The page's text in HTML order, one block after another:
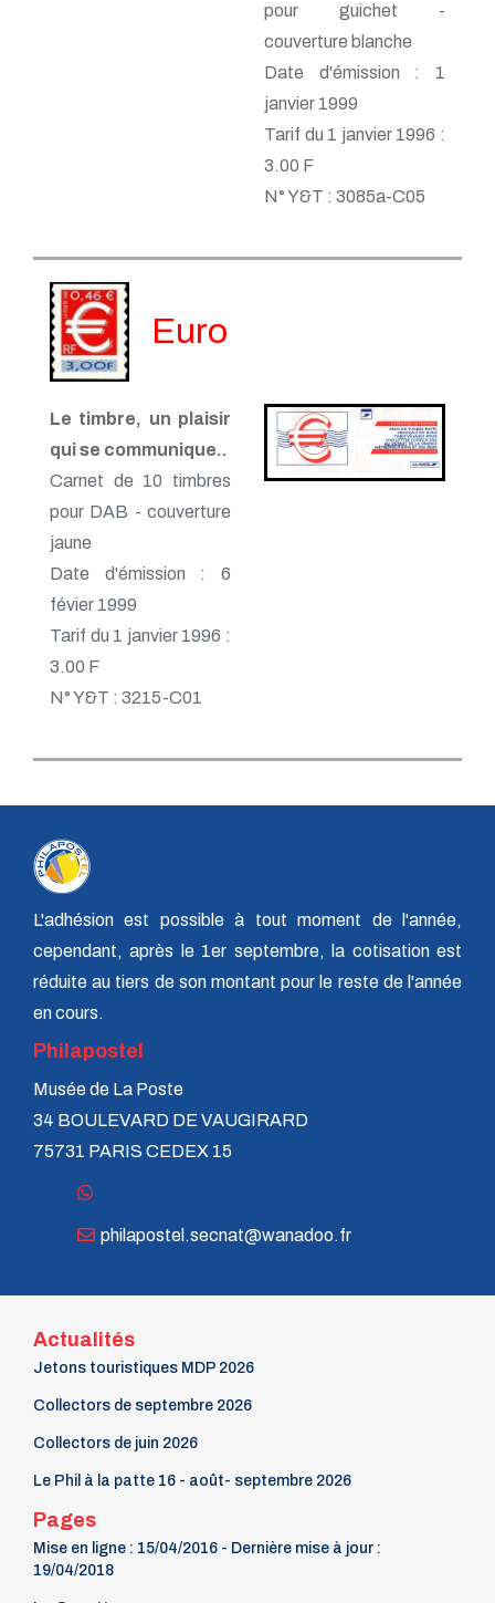
pour guichet -
couverture blanche
Date d'émission : 1
janvier 1999
Tarif du 1 janvier 1996 :
3.00 F
N° Y&T : 3085a-C05
Euro
Le timbre, un plaisir
qui se communique..
Carnet de 10 timbres
pour DAB - couverture
jaune
Date d'émission : 6
févier 1999
Tarif du 1 janvier 1996 :
3.00 F
N° Y&T : 3215-C01
L'adhésion est possible à tout moment de l'année,
cependant, après le 1er septembre, la cotisation est
réduite au tiers de son montant pour le reste de l'année
en cours.
Philapostel
Musée de La Poste
34 BOULEVARD DE VAUGIRARD
75731 PARIS CEDEX 15
philapostel.secnat@wanadoo.fr
Actualités
Jetons touristiques MDP 2026
Collectors de septembre 2026
Collectors de juin 2026
Le Phil à la patte 16 - août- septembre 2026
Pages
Mise en ligne : 15/04/2016 - Dernière mise à jour :
19/04/2018